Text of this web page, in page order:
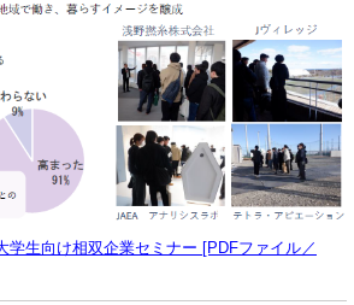
学生向け相双企業セミナー [PDFファイル／